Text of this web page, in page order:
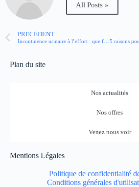
All Posts »
PRÉCÉDENT
Plan du site
Nos actualités
Nos offres
Venez nous voir
Mentions Légales
Politique de confidentialité
Conditions générales